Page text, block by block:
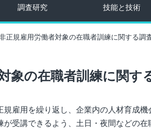
調査研究 技能と技術
正規雇用労働者対象の在職者訓練に関する調
象の在職者訓練に関す
雇用を繰り返し、企業内の人材育成機
受講できるよう、土日・夜間などの